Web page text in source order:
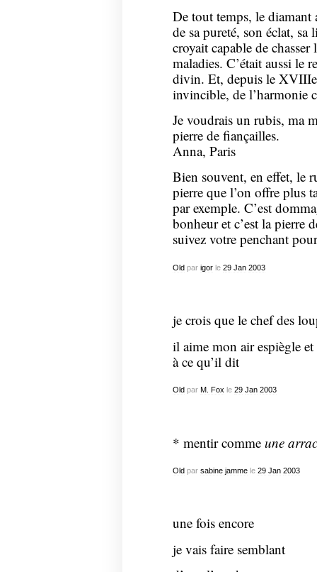
De tout temps, le diamant
de sa pureté, son éclat,
croyait capable de
maladies. C’était aussi le
divin. Et, depuis le XVIIIe
invincible, de l’harmonie
Je voudrais un rubis, ma
pierre de fiançailles.
Anna, Paris
Bien souvent, en effet, le
pierre que l’on offre plus
par exemple. C’est
bonheur et c’est la pierre
suivez votre penchant
Oldpar igorle 29 Jan 2003
je crois que le chef des
il aime mon air espiègle
à ce qu’il dit
Oldpar M. Fox le 29 Jan 2003
* mentir comme une
Oldpar sabine jammele 29 Jan 2003
une fois encore
je vais faire semblant